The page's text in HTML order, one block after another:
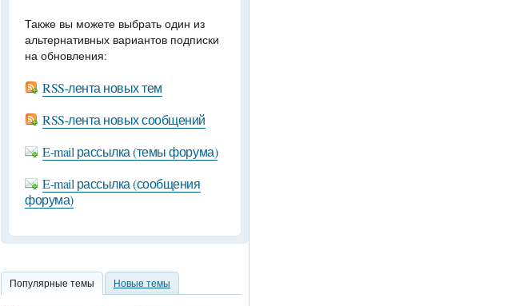
Также вы можете выбрать один из
альтернативных вариантов подписки
на обновления:
RSS-лента новых тем
RSS-лента новых сообщений
E-mail рассылка (темы форума)
E-mail рассылка (сообщения
форума)
Популярные темы Новые темы